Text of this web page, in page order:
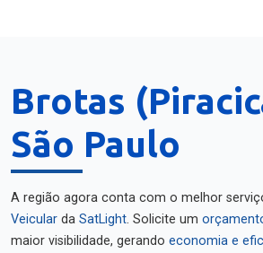
Brotas
São Paulo
A região agora conta com o melhor
Veicular da SatLight. Solicite um
maior visibilidade, gerando economia e